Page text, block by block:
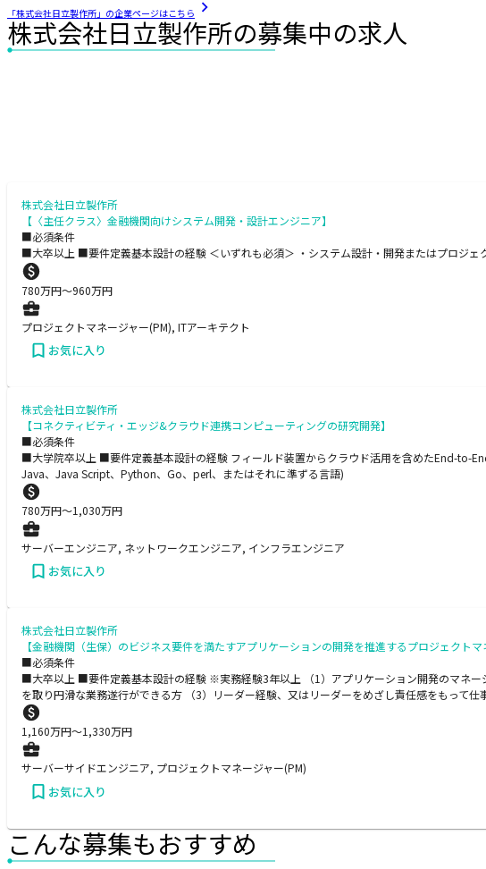
「株式会社日立製作所」の企業ページはこちら
株式会社日立製作所の募集中の求人
株式会社日立製作所
【〈主任クラス〉金融機関向けシステム開発・設計エンジニア】
■必須条件
■大卒以上 ■要件定義基本設計の経験 ＜いずれも必須＞ ・システム設計・開発またはプロジ
780万円〜960万円
プロジェクトマネージャー(PM), ITアーキテクト
お気に入り
株式会社日立製作所
【コネクティビティ・エッジ&クラウド連携コンピューティングの研究開発】
■必須条件
■大学院卒以上 ■要件定義基本設計の経験 フィールド装置からクラウド活用を含めたEnd-to-
Java、Java Script、Python、Go、perl、またはそれに準ずる言語)
780万円〜1,030万円
サーバーエンジニア, ネットワークエンジニア, インフラエンジニア
お気に入り
株式会社日立製作所
【金融機関（生保）のビジネス要件を満たすアプリケーションの開発を推進するプロジェクトマ
■必須条件
■大卒以上 ■要件定義基本設計の経験 ※実務経験3年以上 （1）アプリケーション開発のマネ
を取り円滑な業務遂行ができる方 （3）リーダー経験、又はリーダーをめざし責任感をもって仕
1,160万円〜1,330万円
サーバーサイドエンジニア, プロジェクトマネージャー(PM)
お気に入り
こんな募集もおすすめ